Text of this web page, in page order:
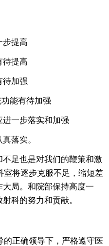
步提高
待提高
待加强
功能有待加强
进一步落实和加强
落实。
足也是对我们的鞭策和激
室将逐步克服不足，缩短差
局。和院部保持高度一
科的努力和贡献。
正确领导下，严格遵守医